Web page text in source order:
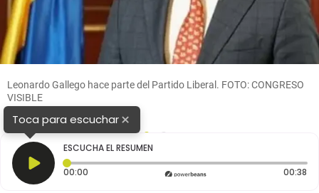
Leonardo Gallego hace parte del Partido Liberal. FOTO: CONGRESO
VISIBLE
Toca para escuchar×
ESCUCHA EL RESUMEN
00:00 Tiempo transcurrido: 0 segundos 00:38